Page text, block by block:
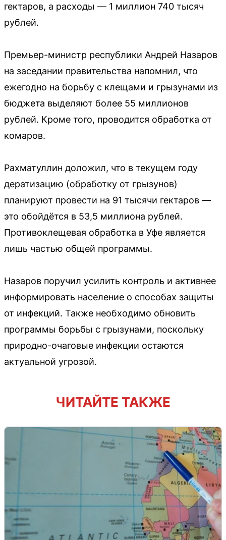
гектаров, а расходы — 1 миллион 740 тысяч
рублей.
Премьер-министр республики Андрей Назаров
на заседании правительства напомнил, что
ежегодно на борьбу с клещами и грызунами из
бюджета выделяют более 55 миллионов
рублей. Кроме того, проводится обработка от
комаров.
Рахматуллин доложил, что в текущем году
дератизацию (обработку от грызунов)
планируют провести на 91 тысячи гектаров —
это обойдётся в 53,5 миллиона рублей.
Противоклещевая обработка в Уфе является
лишь частью общей программы.
Назаров поручил усилить контроль и активнее
информировать население о способах защиты
от инфекций. Также необходимо обновить
программы борьбы с грызунами, поскольку
природно-очаговые инфекции остаются
актуальной угрозой.
ЧИТАЙТЕ ТАКЖЕ